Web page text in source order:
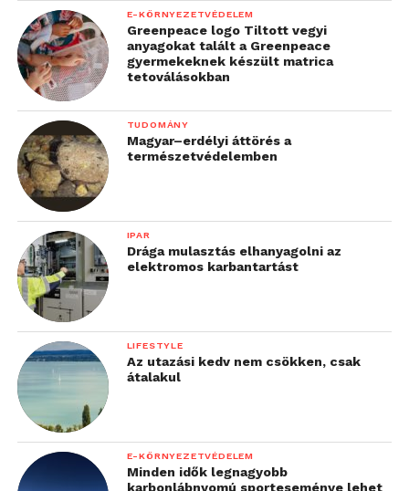
E-KÖRNYEZETVÉDELEM
Greenpeace logo Tiltott vegyi
anyagokat talált a Greenpeace
gyermekeknek készült matrica
tetoválásokban
TUDOMÁNY
Magyar–erdélyi áttörés a
természetvédelemben
IPAR
Drága mulasztás elhanyagolni az
elektromos karbantartást
LIFESTYLE
Az utazási kedv nem csökken, csak
átalakul
E-KÖRNYEZETVÉDELEM
Minden idők legnagyobb
karbonlábnyomú sporteseménye lehet